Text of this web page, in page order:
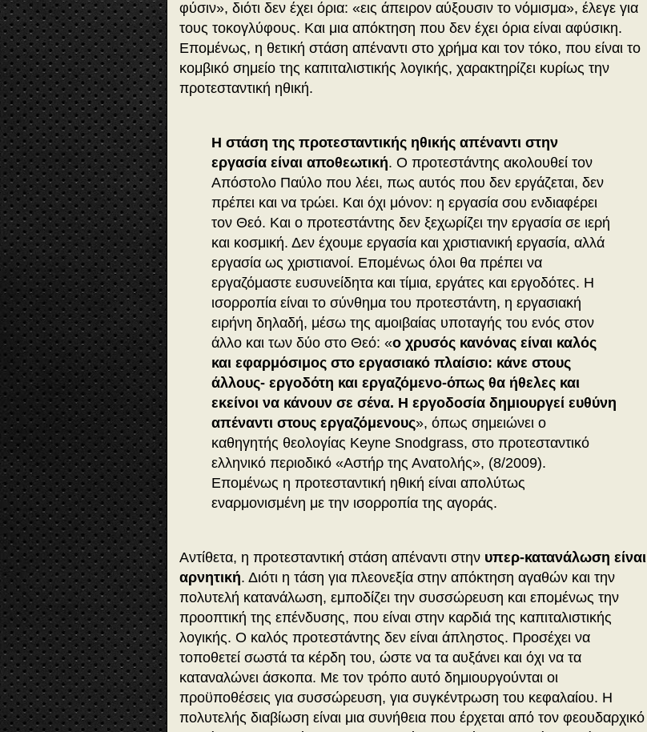
φύσιν», διότι δεν έχει όρια: «εις άπειρον αύξουσιν το νόμισμα», έλεγε για
τους τοκογλύφους. Και μια απόκτηση που δεν έχει όρια είναι αφύσικη.
Επομένως, η θετική στάση απέναντι στο χρήμα και τον τόκο, που είναι το
κομβικό σημείο της καπιταλιστικής λογικής, χαρακτηρίζει κυρίως την
προτεσταντική ηθική.
Η στάση της προτεσταντικής ηθικής απέναντι στην
εργασία είναι αποθεωτική. Ο προτεστάντης ακολουθεί τον
Απόστολο Παύλο που λέει, πως αυτός που δεν εργάζεται, δεν
πρέπει και να τρώει. Και όχι μόνον: η εργασία σου ενδιαφέρει
τον Θεό. Και ο προτεστάντης δεν ξεχωρίζει την εργασία σε ιερή
και κοσμική. Δεν έχουμε εργασία και χριστιανική εργασία, αλλά
εργασία ως χριστιανοί. Επομένως όλοι θα πρέπει να
εργαζόμαστε ευσυνείδητα και τίμια, εργάτες και εργοδότες. Η
ισορροπία είναι το σύνθημα του προτεστάντη, η εργασιακή
ειρήνη δηλαδή, μέσω της αμοιβαίας υποταγής του ενός στον
άλλο και των δύο στο Θεό: «ο χρυσός κανόνας είναι καλός
και εφαρμόσιμος στο εργασιακό πλαίσιο: κάνε στους
άλλους- εργοδότη και εργαζόμενο-όπως θα ήθελες και
εκείνοι να κάνουν σε σένα. Η εργοδοσία δημιουργεί ευθύνη
απέναντι στους εργαζόμενους», όπως σημειώνει ο
καθηγητής θεολογίας Keyne Snodgrass, στο προτεσταντικό
ελληνικό περιοδικό «Αστήρ της Ανατολής», (8/2009).
Επομένως η προτεσταντική ηθική είναι απολύτως
εναρμονισμένη με την ισορροπία της αγοράς.
Αντίθετα, η προτεσταντική στάση απέναντι στην υπερ-κατανάλωση είναι
αρνητική. Διότι η τάση για πλεονεξία στην απόκτηση αγαθών και την
πολυτελή κατανάλωση, εμποδίζει την συσσώρευση και επομένως την
προοπτική της επένδυσης, που είναι στην καρδιά της καπιταλιστικής
λογικής. Ο καλός προτεστάντης δεν είναι άπληστος. Προσέχει να
τοποθετεί σωστά τα κέρδη του, ώστε να τα αυξάνει και όχι να τα
καταναλώνει άσκοπα. Με τον τρόπο αυτό δημιουργούνται οι
προϋποθέσεις για συσσώρευση, για συγκέντρωση του κεφαλαίου. Η
πολυτελής διαβίωση είναι μια συνήθεια που έρχεται από τον φεουδαρχικό